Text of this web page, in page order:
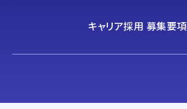
キャリア採用 募集要項